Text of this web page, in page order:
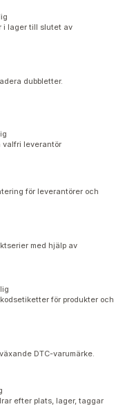
i lager till slutet av
dubbletter.
valfri leverantör
för leverantörer och
med hjälp av
för produkter och
DTC-varumärke.
efter plats, lager, taggar